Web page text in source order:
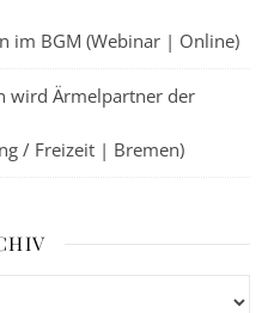
im BGM (Webinar | Online)
wird Ärmelpartner der
/ Freizeit | Bremen)